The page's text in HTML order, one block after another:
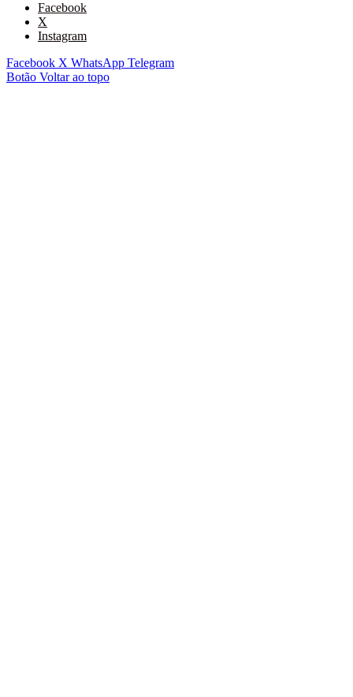
Facebook
X
Instagram
Facebook X WhatsApp Telegram
Botão Voltar ao topo